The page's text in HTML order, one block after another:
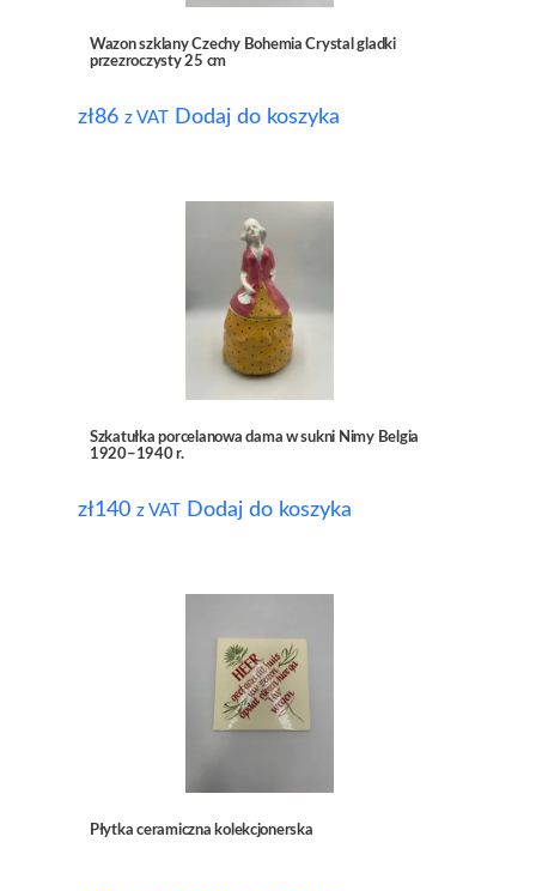
Wazon szklany Czechy Bohemia Crystal gladki
przezroczysty 25 cm
zł86 z VAT Dodaj do koszyka
Szkatułka porcelanowa dama w sukni Nimy Belgia
1920–1940 r.
zł140 z VAT Dodaj do koszyka
Płytka ceramiczna kolekcjonerska